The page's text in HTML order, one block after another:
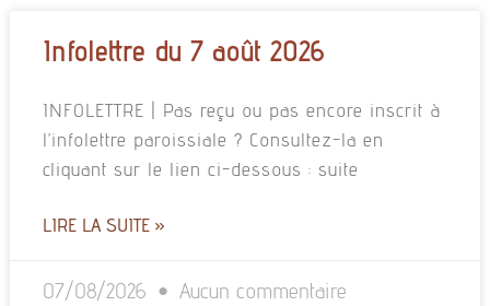
Infolettre du 7 août 2026
INFOLETTRE | Pas reçu ou pas encore inscrit à
l’infolettre paroissiale ? Consultez-la en
cliquant sur le lien ci-dessous : suite
LIRE LA SUITE »
07/08/2026 Aucun commentaire